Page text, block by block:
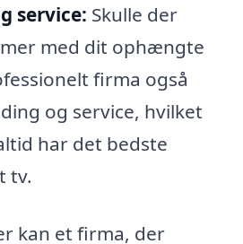
service: Skulle der
med dit ophængte
firma også
og service, hvilket
har det bedste
tv.
kan et firma, der